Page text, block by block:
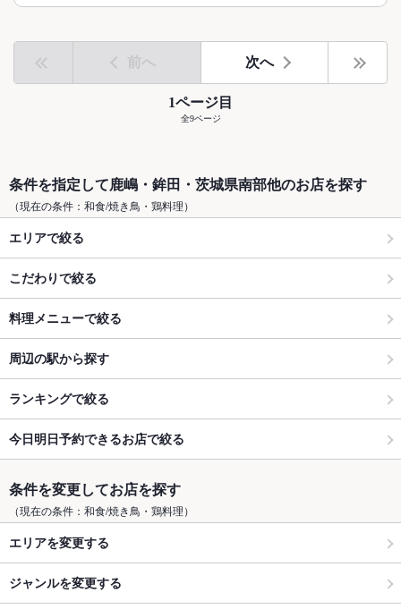
前へ 次へ
1ページ目
全9ページ
条件を指定して鹿嶋・鉾田・茨城県南部他のお店を探す
（現在の条件：和食/焼き鳥・鶏料理）
エリアで絞る
こだわりで絞る
料理メニューで絞る
周辺の駅から探す
ランキングで絞る
今日明日予約できるお店で絞る
条件を変更してお店を探す
（現在の条件：和食/焼き鳥・鶏料理）
エリアを変更する
ジャンルを変更する